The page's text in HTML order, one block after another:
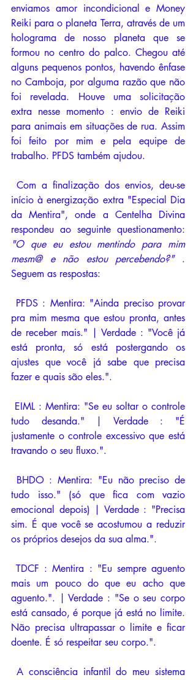
enviamos amor incondicional e Money
Reiki para o planeta Terra, através de um
holograma de nosso planeta que se
formou no centro do palco. Chegou até
alguns pequenos pontos, havendo ênfase
no Camboja, por alguma razão que não
foi revelada. Houve uma solicitação
extra nesse momento : envio de Reiki
para animais em situações de rua. Assim
foi feito por mim e pela equipe de
trabalho. PFDS também ajudou.
início à energização extra "Especial Dia
da Mentira", onde a Centelha Divina
"O que eu estou mentindo para mim
mesm@ e não estou percebendo?" .
Seguem as respostas:
pra mim mesma que estou pronta, antes
de receber mais." | Verdade : "Você já
está pronta, só está postergando os
ajustes que você já sabe que precisa
fazer e quais são eles.".
tudo desanda." | Verdade : "É
justamente o controle excessivo que está
travando o seu fluxo.".
tudo isso." (só que fica com vazio
emocional depois) | Verdade : "Precisa
sim. É que você se acostumou a reduzir
os próprios desejos da sua alma.".
TDCF : Mentira : "Eu sempre aguento
mais um pouco do que eu acho que
aguento.". | Verdade : "Se o seu corpo
está cansado, é porque já está no limite.
Não precisa ultrapassar o limite e ficar
doente. É só respeitar seu corpo.".